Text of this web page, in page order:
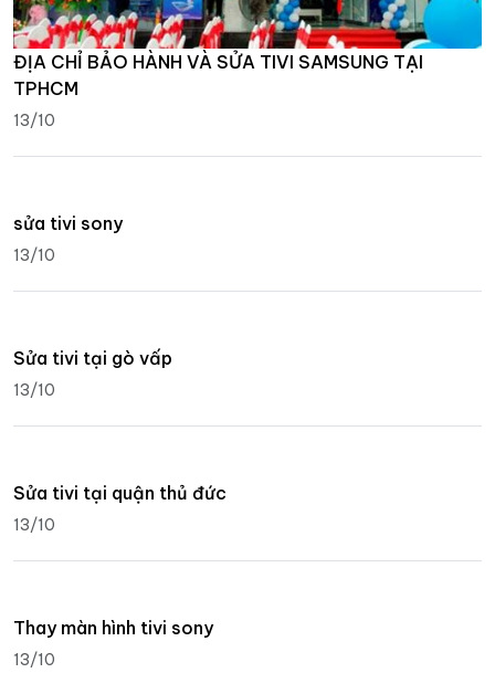
ĐỊA CHỈ BẢO HÀNH VÀ SỬA TIVI SAMSUNG TẠI
TPHCM
13/10
sửa tivi sony
13/10
Sửa tivi tại gò vấp
13/10
Sửa tivi tại quận thủ đức
13/10
Thay màn hình tivi sony
13/10